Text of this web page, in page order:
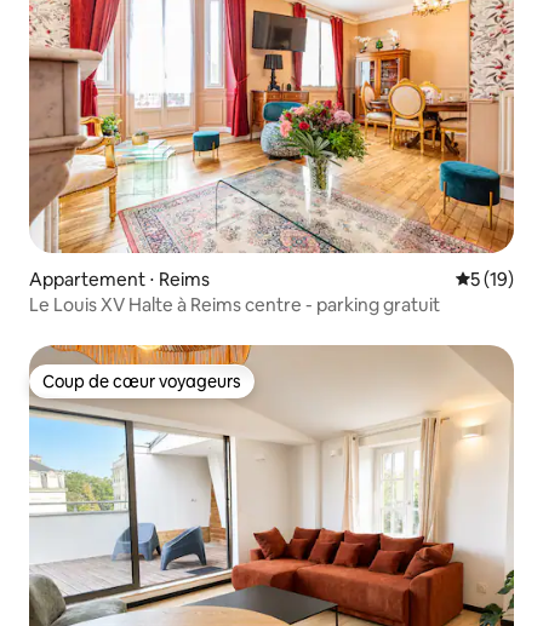
Appartement ⋅ Reims
5 (19)
Le Louis XV Halte à Reims centre - parking gratuit
Coup de cœur voyageurs
Coup de cœur voyageurs